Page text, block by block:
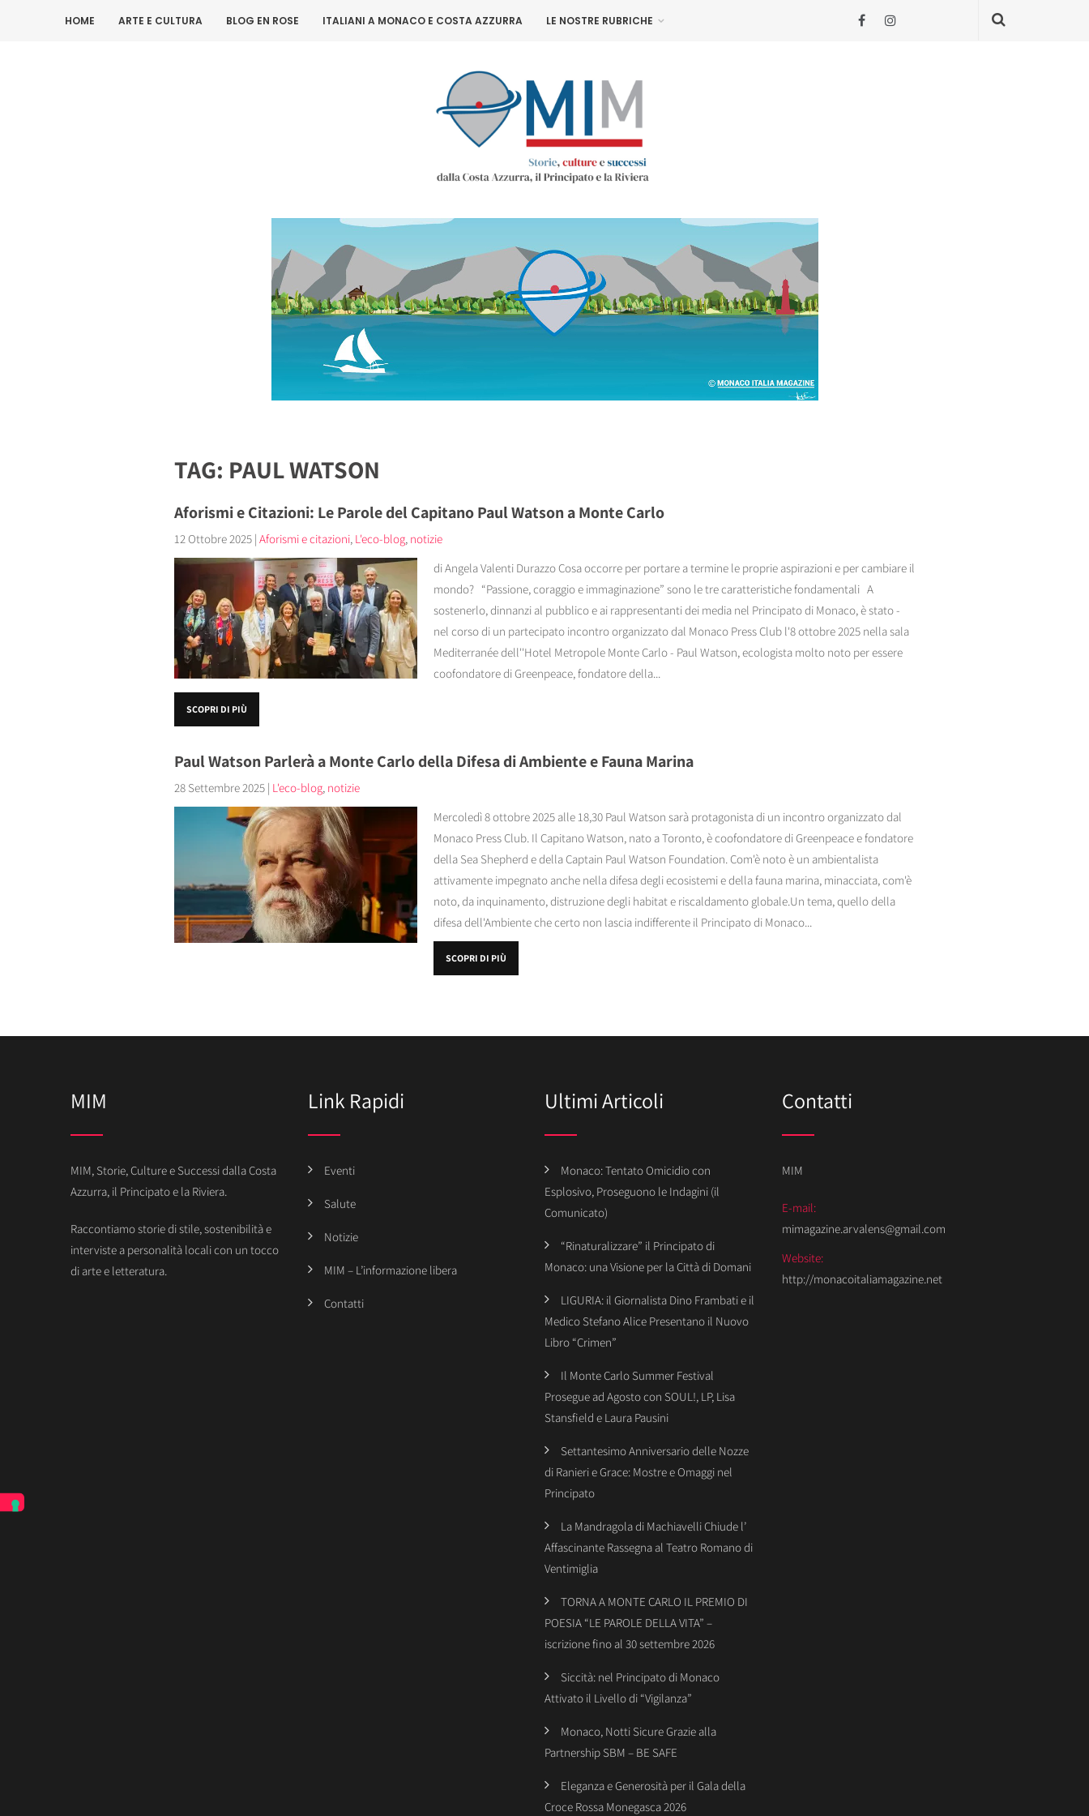
HOME ARTE E CULTURA BLOG EN ROSE ITALIANI A MONACO E COSTA AZZURRA LE NOSTRE RUBRICHE
TAG: PAUL WATSON
Aforismi e Citazioni: Le Parole del Capitano Paul Watson a Monte Carlo
12 Ottobre 2025 | Aforismi e citazioni, L'eco-blog, notizie
di Angela Valenti Durazzo Cosa occorre per portare a termine le proprie aspirazioni e per cambiare il
mondo? “Passione, coraggio e immaginazione” sono le tre caratteristiche fondamentali A
sostenerlo, dinnanzi al pubblico e ai rappresentanti dei media nel Principato di Monaco, è stato -
nel corso di un partecipato incontro organizzato dal Monaco Press Club l'8 ottobre 2025 nella sala
Mediterranée dell''Hotel Metropole Monte Carlo - Paul Watson, ecologista molto noto per essere
coofondatore di Greenpeace, fondatore della...
SCOPRI DI PIÙ
Paul Watson Parlerà a Monte Carlo della Difesa di Ambiente e Fauna Marina
28 Settembre 2025 | L'eco-blog, notizie
Mercoledì 8 ottobre 2025 alle 18,30 Paul Watson sarà protagonista di un incontro organizzato dal
Monaco Press Club. Il Capitano Watson, nato a Toronto, è coofondatore di Greenpeace e fondatore
della Sea Shepherd e della Captain Paul Watson Foundation. Com'è noto è un ambientalista
attivamente impegnato anche nella difesa degli ecosistemi e della fauna marina, minacciata, com'è
noto, da inquinamento, distruzione degli habitat e riscaldamento globale.Un tema, quello della
difesa dell'Ambiente che certo non lascia indifferente il Principato di Monaco...
SCOPRI DI PIÙ
MIM
MIM, Storie, Culture e Successi dalla Costa
Azzurra, il Principato e la Riviera.
Raccontiamo storie di stile, sostenibilità e
interviste a personalità locali con un tocco
di arte e letteratura.
Link Rapidi
Eventi
Salute
Notizie
MIM – L’informazione libera
Contatti
Ultimi Articoli
Monaco: Tentato Omicidio con
Esplosivo, Proseguono le Indagini (il
Comunicato)
“Rinaturalizzare” il Principato di
Monaco: una Visione per la Città di Domani
LIGURIA: il Giornalista Dino Frambati e il
Medico Stefano Alice Presentano il Nuovo
Libro “Crimen”
Il Monte Carlo Summer Festival
Prosegue ad Agosto con SOUL!, LP, Lisa
Stansfield e Laura Pausini
Settantesimo Anniversario delle Nozze
di Ranieri e Grace: Mostre e Omaggi nel
Principato
La Mandragola di Machiavelli Chiude l’
Affascinante Rassegna al Teatro Romano di
Ventimiglia
TORNA A MONTE CARLO IL PREMIO DI
POESIA “LE PAROLE DELLA VITA” –
iscrizione fino al 30 settembre 2026
Siccità: nel Principato di Monaco
Attivato il Livello di “Vigilanza”
Monaco, Notti Sicure Grazie alla
Partnership SBM – BE SAFE
Eleganza e Generosità per il Gala della
Croce Rossa Monegasca 2026
Contatti
MIM
E-mail:
mimagazine.arvalens@gmail.com
Website:
http://monacoitaliamagazine.net